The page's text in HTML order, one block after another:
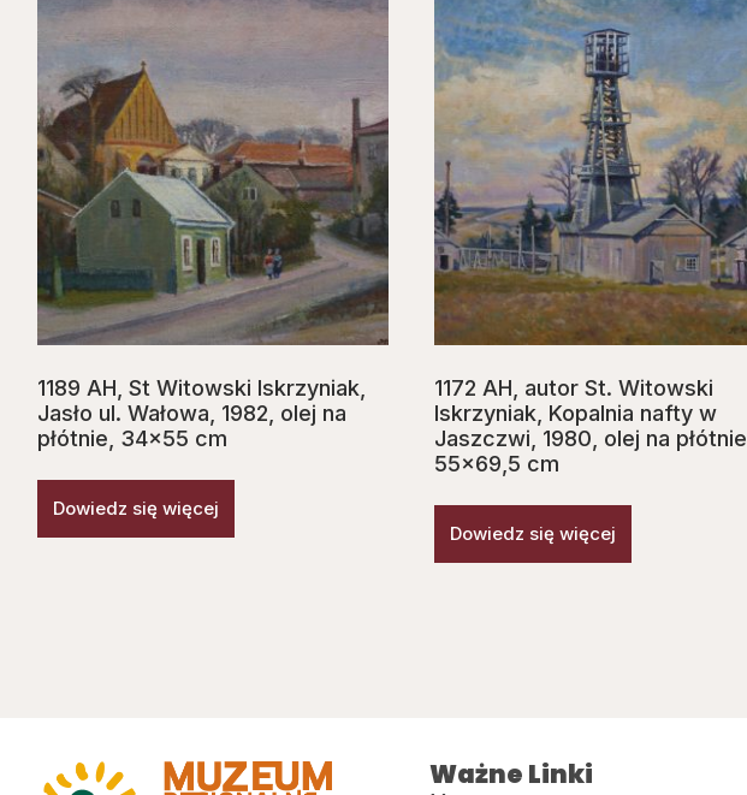
1189 AH, St Witowski Iskrzyniak,
Jasło ul. Wałowa, 1982, olej na
płótnie, 34×55 cm
Dowiedz się więcej
1172 AH, autor St. Witowski
Iskrzyniak, Kopalnia nafty w
Jaszczwi, 1980, olej na płótnie,
55×69,5 cm
Dowiedz się więcej
Ważne Linki